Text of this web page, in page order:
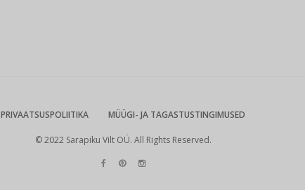
PRIVAATSUSPOLIITIKA MÜÜGI- JA TAGASTUSTINGIMUSED
© 2022 Sarapiku Vilt OÜ. All Rights Reserved.